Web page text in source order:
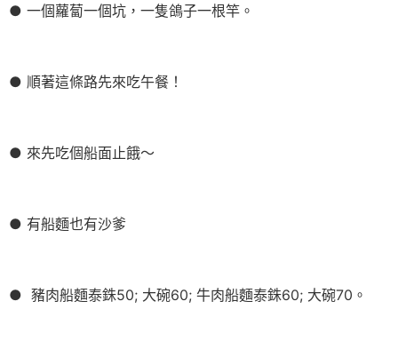
● 一個蘿蔔一個坑，一隻鴿子一根竿。
● 順著這條路先來吃午餐！
● 來先吃個船面止餓～
● 有船麵也有沙爹
● 豬肉船麵泰銖50; 大碗60; 牛肉船麵泰銖60; 大碗70。